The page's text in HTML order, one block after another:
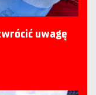
uwagę